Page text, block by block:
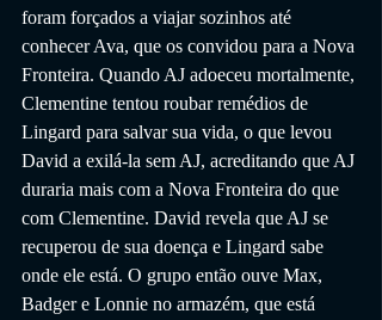
foram forçados a viajar sozinhos até
conhecer Ava, que os convidou para a Nova
Fronteira. Quando AJ adoeceu mortalmente,
Clementine tentou roubar remédios de
Lingard para salvar sua vida, o que levou
David a exilá-la sem AJ, acreditando que AJ
duraria mais com a Nova Fronteira do que
com Clementine. David revela que AJ se
recuperou de sua doença e Lingard sabe
onde ele está. O grupo então ouve Max,
Badger e Lonnie no armazém, que está